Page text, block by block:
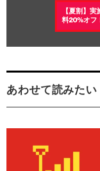
【夏割】
料20%オフ
あわせて読みたい